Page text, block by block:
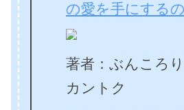
の愛を手にする
著者：ぶんころ
カントク